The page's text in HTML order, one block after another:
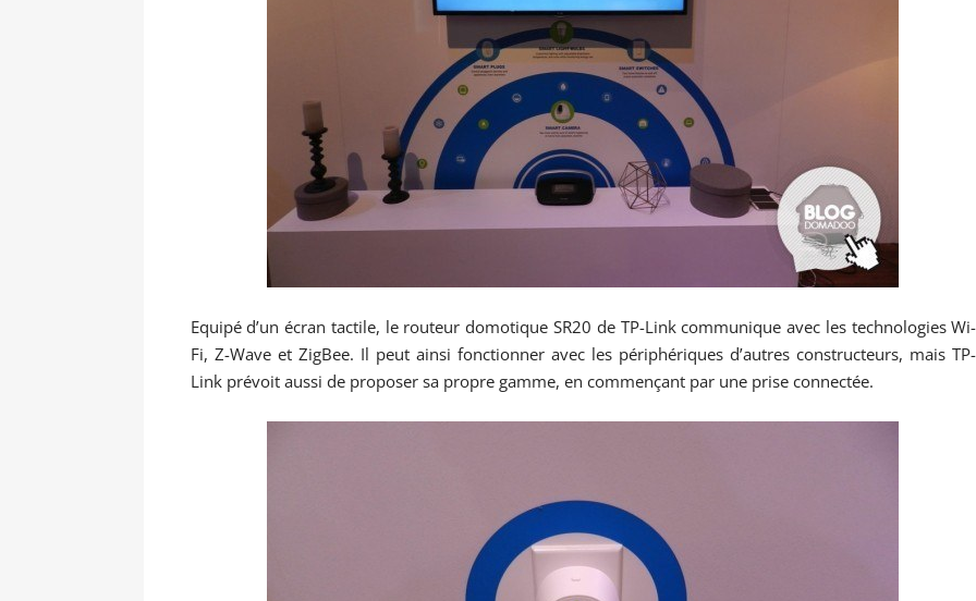
Equipé d’un écran tactile, le routeur domotique SR20 de TP-Link communique avec les technologies Wi-
Fi, Z-Wave et ZigBee. Il peut ainsi fonctionner avec les périphériques d’autres constructeurs, mais TP-
Link prévoit aussi de proposer sa propre gamme, en commençant par une prise connectée.